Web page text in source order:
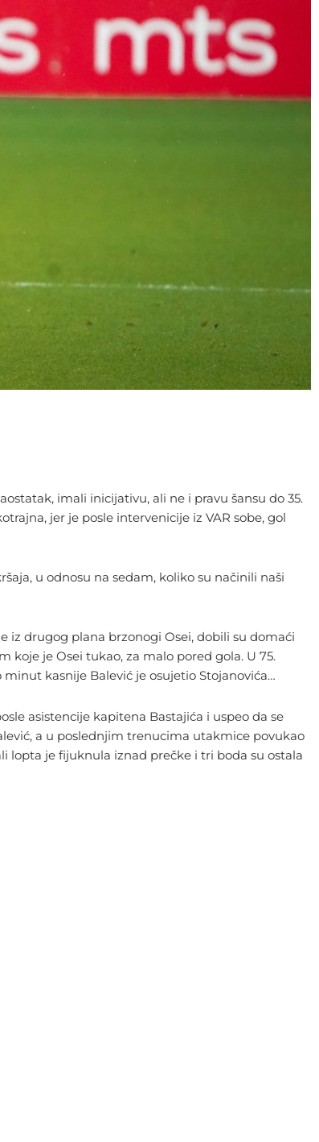
imali inicijativu, ali ne i pravu šansu do 35.
jer je posle intervenicije iz VAR sobe, gol
u odnosu na sedam, koliko su načinili naši
iz drugog plana brzonogi Osei, dobili su domaći
koje je Osei tukao, za malo pored gola. U 75.
kasnije Balević je osujetio Stojanovića…
asistencije kapitena Bastajića i uspeo da se
a u poslednjim trenucima utakmice povukao
lopta je fijuknula iznad prečke i tri boda su ostala